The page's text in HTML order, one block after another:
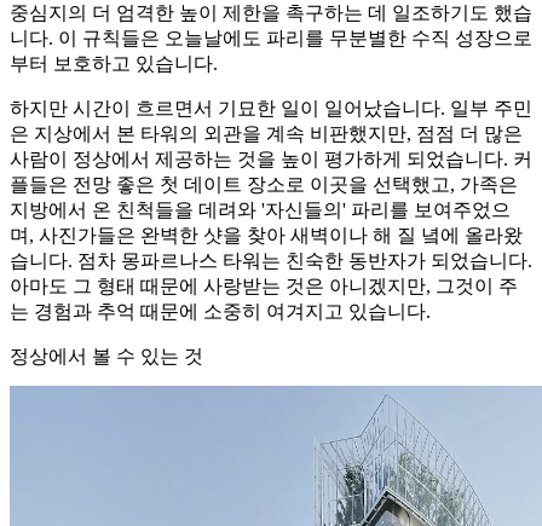
중심지의 더 엄격한 높이 제한을 촉구하는 데 일조하기도 했습
니다. 이 규칙들은 오늘날에도 파리를 무분별한 수직 성장으로
부터 보호하고 있습니다.
하지만 시간이 흐르면서 기묘한 일이 일어났습니다. 일부 주민
은 지상에서 본 타워의 외관을 계속 비판했지만, 점점 더 많은
사람이 정상에서 제공하는 것을 높이 평가하게 되었습니다. 커
플들은 전망 좋은 첫 데이트 장소로 이곳을 선택했고, 가족은
지방에서 온 친척들을 데려와 '자신들의' 파리를 보여주었으
며, 사진가들은 완벽한 샷을 찾아 새벽이나 해 질 녘에 올라왔
습니다. 점차 몽파르나스 타워는 친숙한 동반자가 되었습니다.
아마도 그 형태 때문에 사랑받는 것은 아니겠지만, 그것이 주
는 경험과 추억 때문에 소중히 여겨지고 있습니다.
정상에서 볼 수 있는 것